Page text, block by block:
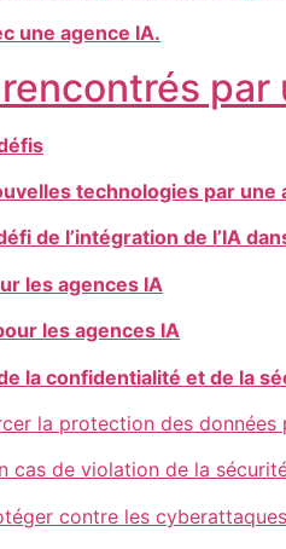
une agence IA.
par
technologies par une
de l’intégration de l’IA
les agences IA
les agences IA
la confidentialité et de la
la protection des données
cas de violation de la
contre les